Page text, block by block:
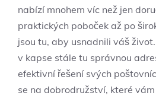
nabízí mnohem víc než jen
praktických poboček až po
jsou tu, aby usnadnili váš
v kapse stále tu správnou
efektivní řešení svých
se na dobrodružství, které